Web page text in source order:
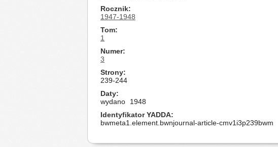
Rocznik
1947-1948
Tom
1
Numer
3
Strony
239-244
Daty
wydano
1948
Identyfikator YADDA
bwmeta1.element.bwnjournal-article-cmv1i3p239bwm